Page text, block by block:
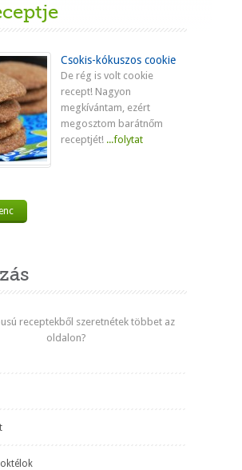
Csokis-kókuszos cookie
De rég is volt cookie
recept! Nagyon
megkívántam, ezért
megosztom barátnőm
receptjét! ...folytat
receptekből szeretnétek többet az
oldalon?